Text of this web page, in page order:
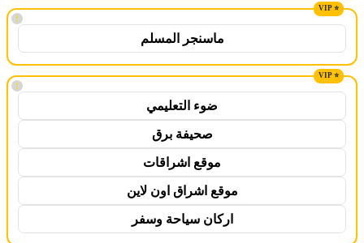
!
ماسنجر المسلم
!
ضوء التعليمي
صحيفة برق
موقع اشراقات
موقع اشراق اون لاين
اركان سياحة وسفر